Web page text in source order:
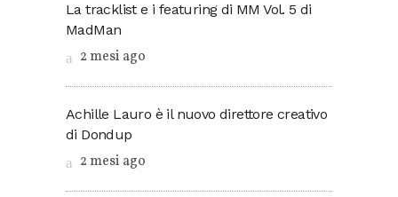
La tracklist e i featuring di MM Vol. 5 di
MadMan
2 mesi ago
Achille Lauro è il nuovo direttore creativo
di Dondup
2 mesi ago